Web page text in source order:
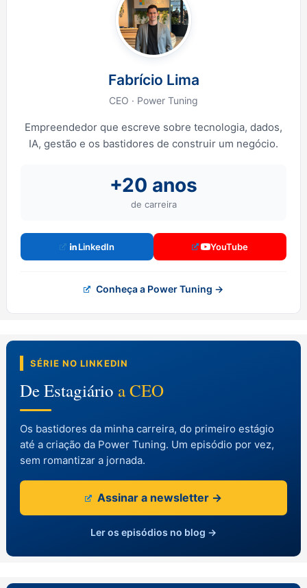
Fabrício Lima
CEO · Power Tuning
Empreendedor que escreve sobre tecnologia, dados,
IA, gestão e os bastidores de construir um negócio.
+20 anos
de carreira
LinkedIn YouTube
Conheça a Power Tuning →
SÉRIE NO LINKEDIN
De Estagiário a CEO
Os bastidores da minha carreira, do primeiro estágio
até a criação da Power Tuning. Um episódio por vez,
sem romantizar a jornada.
Assinar a newsletter →
Ler os episódios no blog →